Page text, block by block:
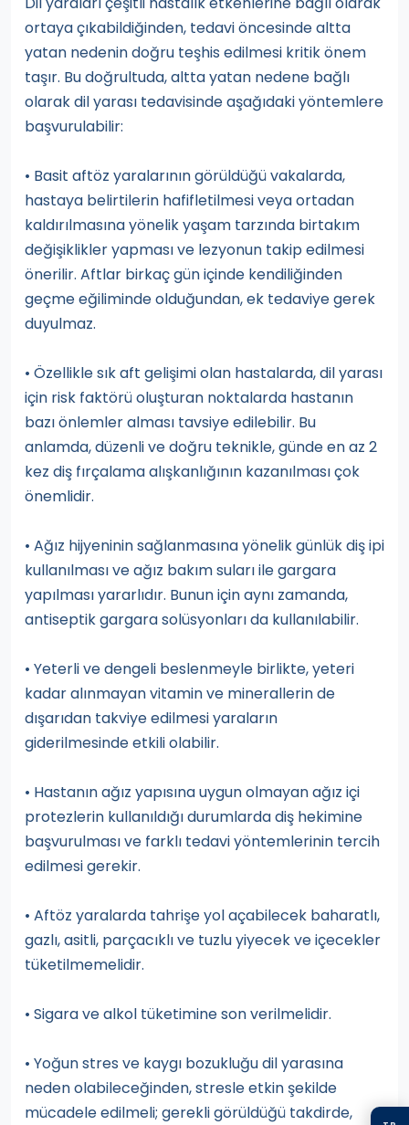
ortaya çıkabildiğinden, tedavi öncesinde altta
yatan nedenin doğru teşhis edilmesi kritik önem
taşır. Bu doğrultuda, altta yatan nedene bağlı
olarak dil yarası tedavisinde aşağıdaki yöntemlere
başvurulabilir:
• Basit aftöz yaralarının görüldüğü vakalarda,
hastaya belirtilerin hafifletilmesi veya ortadan
kaldırılmasına yönelik yaşam tarzında birtakım
değişiklikler yapması ve lezyonun takip edilmesi
önerilir. Aftlar birkaç gün içinde kendiliğinden
geçme eğiliminde olduğundan, ek tedaviye gerek
duyulmaz.
• Özellikle sık aft gelişimi olan hastalarda, dil yarası
için risk faktörü oluşturan noktalarda hastanın
bazı önlemler alması tavsiye edilebilir. Bu
anlamda, düzenli ve doğru teknikle, günde en az 2
kez diş fırçalama alışkanlığının kazanılması çok
önemlidir.
• Ağız hijyeninin sağlanmasına yönelik günlük diş ipi
kullanılması ve ağız bakım suları ile gargara
yapılması yararlıdır. Bunun için aynı zamanda,
antiseptik gargara solüsyonları da kullanılabilir.
• Yeterli ve dengeli beslenmeyle birlikte, yeteri
kadar alınmayan vitamin ve minerallerin de
dışarıdan takviye edilmesi yaraların
giderilmesinde etkili olabilir.
• Hastanın ağız yapısına uygun olmayan ağız içi
protezlerin kullanıldığı durumlarda diş hekimine
başvurulması ve farklı tedavi yöntemlerinin tercih
edilmesi gerekir.
• Aftöz yaralarda tahrişe yol açabilecek baharatlı,
gazlı, asitli, parçacıklı ve tuzlu yiyecek ve içecekler
tüketilmemelidir.
• Sigara ve alkol tüketimine son verilmelidir.
• Yoğun stres ve kaygı bozukluğu dil yarasına
neden olabileceğinden, stresle etkin şekilde
mücadele edilmeli; gerekli görüldüğü takdirde,